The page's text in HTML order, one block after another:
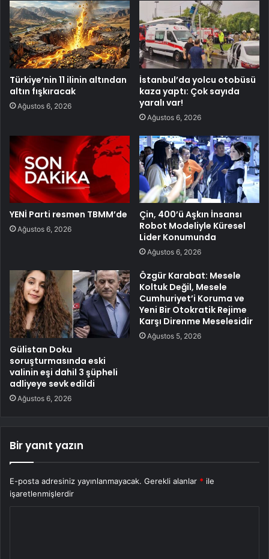
Türkiye’nin 11 ilinin altından
altın fışkıracak
Ağustos 6, 2026
İstanbul’da yolcu otobüsü
kaza yaptı: Çok sayıda
yaralı var!
Ağustos 6, 2026
YENİ Parti resmen TBMM’de
Ağustos 6, 2026
Çin, 400’ü Aşkın İnsansı
Robot Modeliyle Küresel
Lider Konumunda
Ağustos 6, 2026
Gülistan Doku
soruşturmasında eski
valinin eşi dahil 3 şüpheli
adliyeye sevk edildi
Ağustos 6, 2026
Özgür Karabat: Mesele
Koltuk Değil, Mesele
Cumhuriyet’i Koruma ve
Yeni Bir Otokratik Rejime
Karşı Direnme Meselesidir
Ağustos 5, 2026
Bir yanıt yazın
E-posta adresiniz yayınlanmayacak. Gerekli alanlar * ile
işaretlenmişlerdir